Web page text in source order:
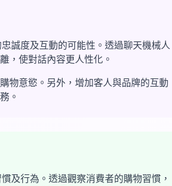
誠度及互動的可能性。透過聊天機械人
，使對話內容更人性化。
物意慾。另外，增加客人與品牌的互動
。
及行為。透過觀察消費者的購物習慣，